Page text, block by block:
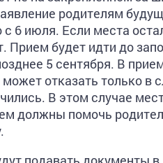
родителям
6 июля. Если места
Прием будет идти до
5 сентября. В
отказать только в
В этом случае
должны помочь